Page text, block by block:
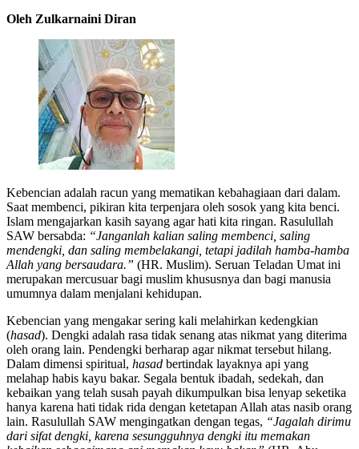
Oleh Zulkarnaini Diran
Kebencian adalah racun yang mematikan kebahagiaan dari dalam.
Saat membenci, pikiran kita terpenjara oleh sosok yang kita benci.
Islam mengajarkan kasih sayang agar hati kita ringan. Rasulullah
SAW bersabda: “Janganlah kalian saling membenci, saling
mendengki, dan saling membelakangi, tetapi jadilah hamba-hamba
Allah yang bersaudara.” (HR. Muslim). Seruan Teladan Umat ini
merupakan mercusuar bagi muslim khususnya dan bagi manusia
umumnya dalam menjalani kehidupan.
Kebencian yang mengakar sering kali melahirkan kedengkian
(hasad). Dengki adalah rasa tidak senang atas nikmat yang diterima
oleh orang lain. Pendengki berharap agar nikmat tersebut hilang.
Dalam dimensi spiritual, hasad bertindak layaknya api yang
melahap habis kayu bakar. Segala bentuk ibadah, sedekah, dan
kebaikan yang telah susah payah dikumpulkan bisa lenyap seketika
hanya karena hati tidak rida dengan ketetapan Allah atas nasib orang
lain. Rasulullah SAW mengingatkan dengan tegas, “Jagalah dirimu
dari sifat dengki, karena sesungguhnya dengki itu memakan